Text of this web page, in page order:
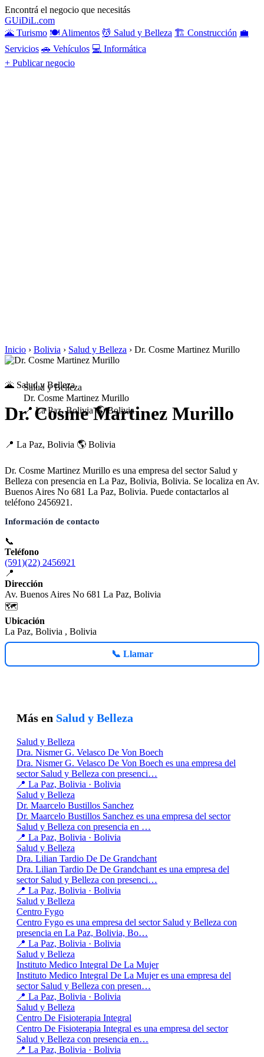
Encontrá el negocio que necesitás
GUiDiL.com
🌋 Turismo 🍽️ Alimentos 💆 Salud y Belleza 🏗️ Construcción 💼
Servicios 🚗 Vehículos 💻 Informática
+ Publicar negocio
Inicio › Bolivia › Salud y Belleza › Dr. Cosme Martinez Murillo
Salud y Belleza
Dr. Cosme Martinez Murillo
📍 La Paz, Bolivia 🌎 Bolivia
🌋 Salud y Belleza
Dr. Cosme Martinez Murillo
📍 La Paz, Bolivia 🌎 Bolivia
Dr. Cosme Martinez Murillo es una empresa del sector Salud y
Belleza con presencia en La Paz, Bolivia, Bolivia. Se localiza en Av.
Buenos Aires No 681 La Paz, Bolivia. Puede contactarlos al
teléfono 2456921.
Información de contacto
📞
Teléfono
(591)(22) 2456921
📍
Dirección
Av. Buenos Aires No 681 La Paz, Bolivia
🗺️
Ubicación
La Paz, Bolivia , Bolivia
📞 Llamar
Más en Salud y Belleza
Salud y Belleza
Dra. Nismer G. Velasco De Von Boech
Dra. Nismer G. Velasco De Von Boech es una empresa del
sector Salud y Belleza con presenci…
📍 La Paz, Bolivia · Bolivia
Salud y Belleza
Dr. Maarcelo Bustillos Sanchez
Dr. Maarcelo Bustillos Sanchez es una empresa del sector
Salud y Belleza con presencia en …
📍 La Paz, Bolivia · Bolivia
Salud y Belleza
Dra. Lilian Tardio De De Grandchant
Dra. Lilian Tardio De De Grandchant es una empresa del
sector Salud y Belleza con presenci…
📍 La Paz, Bolivia · Bolivia
Salud y Belleza
Centro Fygo
Centro Fygo es una empresa del sector Salud y Belleza con
presencia en La Paz, Bolivia, Bo…
📍 La Paz, Bolivia · Bolivia
Salud y Belleza
Instituto Medico Integral De La Mujer
Instituto Medico Integral De La Mujer es una empresa del
sector Salud y Belleza con presen…
📍 La Paz, Bolivia · Bolivia
Salud y Belleza
Centro De Fisioterapia Integral
Centro De Fisioterapia Integral es una empresa del sector
Salud y Belleza con presencia en…
📍 La Paz, Bolivia · Bolivia